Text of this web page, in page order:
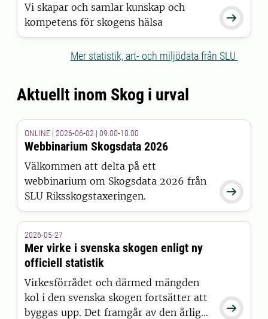
fältstationerna.

Vi skapar och samlar kunskap och
kompetens för skogens hälsa
Mer statistik, art- och miljödata från SLU
Aktuellt inom Skog i urval

ONLINE | 2026-06-02 | 09.00-10.00
Webbinarium Skogsdata 2026
Välkommen att delta på ett
webbinarium om Skogsdata 2026 från
SLU Riksskogstaxeringen.

2026-05-27
Mer virke i svenska skogen enligt ny
officiell statistik
Virkesförrådet och därmed mängden
kol i den svenska skogen fortsätter att
byggas upp. Det framgår av den årliga